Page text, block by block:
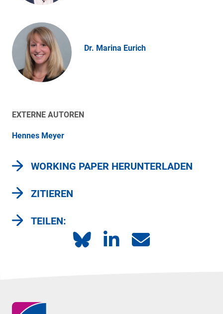
Dr. Marina Eurich
EXTERNE AUTOREN
Hennes Meyer
WORKING PAPER HERUNTERLADEN
ZITIEREN
TEILEN: